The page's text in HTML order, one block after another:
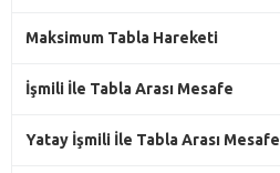
Maksimum Tabla Hareketi
İşmili İle Tabla Arası Mesafe
Yatay İşmili İle Tabla Arası Mesafe